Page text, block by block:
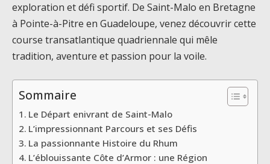
exploration et défi sportif. De Saint-Malo en Bretagne
à Pointe-à-Pitre en Guadeloupe, venez découvrir cette
course transatlantique quadriennale qui mêle
tradition, aventure et passion pour la voile.
Sommaire
Le Départ enivrant de Saint-Malo
L’impressionnant Parcours et ses Défis
La passionnante Histoire du Rhum
L’éblouissante Côte d’Armor : une Région